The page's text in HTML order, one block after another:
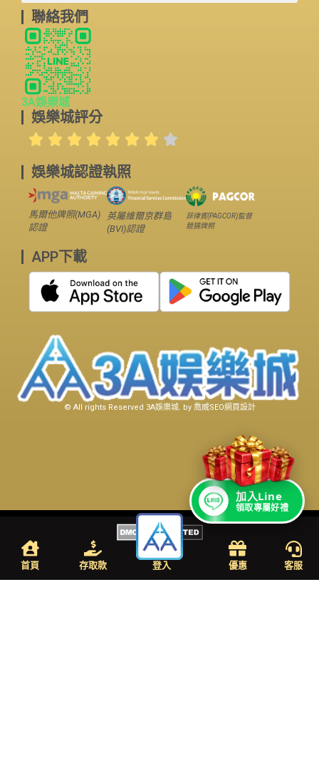
聯絡我們
3A娛樂城
娛樂城評分
娛樂城認證執照
馬爾他牌照(MGA)
認證
英屬維爾京群島
(BVI)認證
菲律賓(PAGCOR)監督
競猜牌照
APP下載
© All rights Reserved 3A娛樂城. by 喬威SEO網頁設計
首頁 存取款 登入 優惠 客服
加入Line
領取專屬好禮